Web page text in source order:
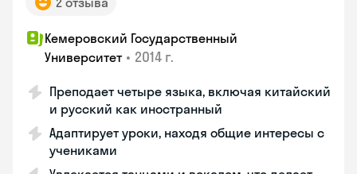
Кемеровский Государственный
Университет • 2014 г.
Преподает четыре языка, включая китайский
и русский как иностранный
Адаптирует уроки, находя общие интересы с
учениками